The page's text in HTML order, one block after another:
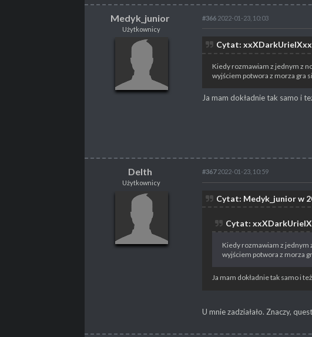
Medyk_junior
Medyk_junior
Użytkownicy
#366 2022-01-23, 10:03
Cytat: xxXDarkUrielXxx
Kiedy rozmawiam z jednym z
wyjściem potwora z morza gra
Ja mam dokładnie tak samo i
Delth
Użytkownicy
#3672022-01-23, 10:59
Cytat: Medyk_junior w
Cytat:
Kiedy rozmawiam z jednym
wyjściem potwora z morza
Ja mam dokładnie tak samo i
U mnie zadziałało. Znaczy,